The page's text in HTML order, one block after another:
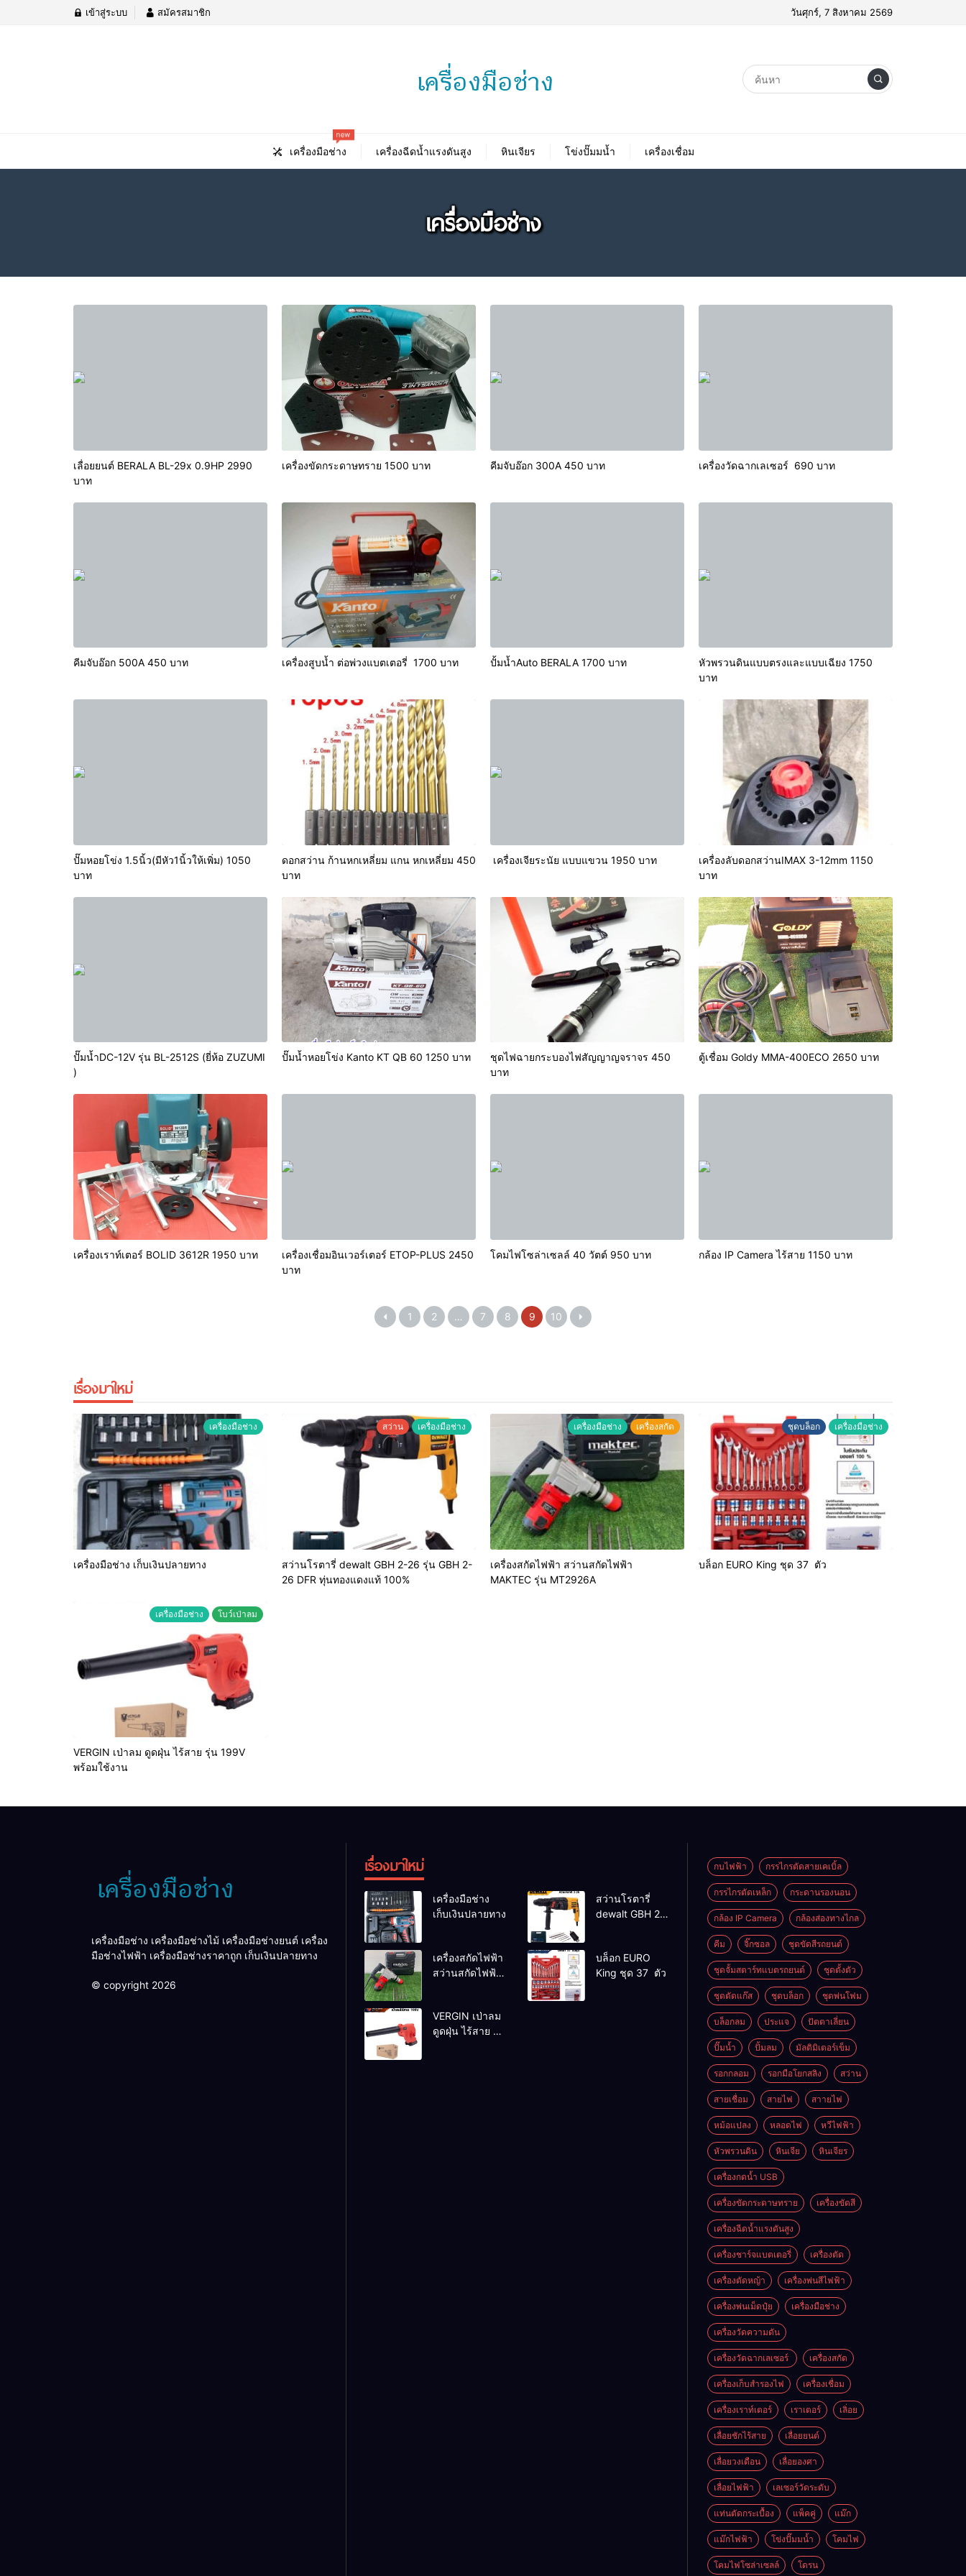
เข้าสู่ระบบ สมัครสมาชิก วันศุกร์, 7 สิงหาคม 2569
เครื่องมือช่าง
new
เครื่องฉีดน้ำแรงดันสูง หินเจียร โข่งปั๊มมน้ำ เครื่องเชื่อม
เครื่องมือช่าง
เลื่อยยนต์ BERALA BL-29x 0.9HP 2990
บาท
เครื่องขัดกระดาษทราย 1500 บาท คีมจับอ๊อก 300A 450 บาท เครื่องวัดฉากเลเซอร์ 690 บาท
คีมจับอ๊อก 500A 450 บาท เครื่องสูบน้ำ ต่อพ่วงแบตเตอรี่ 1700 บาท ปั้มน้ำAuto BERALA 1700 บาท
หัวพรวนดินแบบตรงและแบบเฉียง 1750
บาท
ปั๊มหอยโข่ง 1.5นิ้ว(มีหัว1นิ้วให้เพิ่ม) 1050
บาท
ดอกสว่าน ก้านหกเหลี่ยม แกน หกเหลี่ยม 450
บาท
เครื่องเจียระนัย แบบแขวน 1950 บาท
เครื่องลับดอกสว่านIMAX 3-12mm 1150
บาท
ปั๊มน้ำDC-12V รุ่น BL-2512S (ยี่ห้อ ZUZUMI
)
ปั๊มน้ำหอยโข่ง Kanto KT QB 60 1250 บาท
ชุดไฟฉายกระบองไฟสัญญาญจราจร 450
บาท
ตู้เชื่อม Goldy MMA-400ECO 2650 บาท
เครื่องเราท์เตอร์ BOLID 3612R 1950 บาท
เครื่องเชื่อมอินเวอร์เตอร์ ETOP-PLUS 2450
บาท
โคมไฟโซล่าเซลล์ 40 วัตต์ 950 บาท กล้อง IP Camera ไร้สาย 1150 บาท
1 2 … 7 8 9 10
เรื่องมาใหม่
เครื่องมือช่าง
เครื่องมือช่าง เก็บเงินปลายทาง
สว่าน เครื่องมือช่าง
สว่านโรตารี่ dewalt GBH 2-26 รุ่น GBH 2-
26 DFR ทุ่นทองแดงแท้ 100%
เครื่องมือช่าง เครื่องสกัด
เครื่องสกัดไฟฟ้า สว่านสกัดไฟฟ้า
MAKTEC รุ่น MT2926A
ชุดบล็อก เครื่องมือช่าง
บล็อก EURO King ชุด 37 ตัว
เครื่องมือช่าง โบว์เป่าลม
VERGIN เป่าลม ดูดฝุ่น ไร้สาย รุ่น 199V
พร้อมใช้งาน
เครื่องมือช่าง เครื่องมือช่างไม้ เครื่องมือช่างยนต์ เครื่อง
มือช่างไฟฟ้า เครื่องมือช่างราคาถูก เก็บเงินปลายทาง
© copyright 2026
เรื่องมาใหม่
เครื่องมือช่าง
เก็บเงินปลายทาง
สว่านโรตารี่
dewalt GBH 2-
ทองแดงแท้
100%
เครื่องสกัดไฟฟ้า
สว่านสกัดไฟฟ้า
MAKTEC รุ่น MT2926A
บล็อก EURO
King ชุด 37 ตัว
VERGIN เป่าลม
ดูดฝุ่น ไร้สาย รุ่น
กบไฟฟ้า กรรไกรตัดสายเคเบิ้ล
กรรไกรตัดเหล็ก กระดานรองนอน
กล้อง IP Camera กล้องส่องทางไกล
คีม จิ๊กซอล ชุดขัดสีรถยนต์​
ชุดจั้มสตาร์ทแบตรถยนต์ ชุดตั้งตัว
ชุดตัดแก๊ส ชุดบล็อก ชุดพ่นโฟม
บล็อกลม ประแจ ปัตตาเลี่ยน
ปั๊มน้ำ ปั้มลม มัลติมิเตอร์เข็ม
รอกกลอม รอกมือโยกสลิง สว่าน
สายเชื่อม สายไฟ สาายไฟ
หม้อแปลง หลอดไฟ หวีไฟฟ้า
หัวพรวนดิน หินเจีย หินเจียร
เครื่องกดน้ำ USB
เครื่องขัดกระดาษทราย เครื่องขัดสี
เครื่องฉีดน้ำแรงดันสูง
เครื่องชาร์จแบตเตอรี่ เครื่องตัด
เครื่องตัดหญ้า เครื่องพ่นสีไฟฟ้า
เครื่องพ่นเม็ดปุ๋ย เครื่องมือช่าง
เครื่องวัดความดัน
เครื่องวัดฉากเลเซอร์ เครื่องสกัด
เครื่องเก็บสํารองไฟ เครื่องเชื่อม
เครื่องเราท์เตอร์ เราเตอร์ เลิ่อย
เลื่อยชักไร้สาย เลื่อยยนต์
เลื่อยวงเดือน เลื่อยองศา
เลื่อยไฟฟ้า เลเซอร์วัดระดับ
แท่นตัดกระเบื้อง แพ็คคู่ แม๊ก
แม๊กไฟฟ้า โข่งปั๊มมน้ำ โคมไฟ
โคมไฟโซล่าเซลล์ โดรน